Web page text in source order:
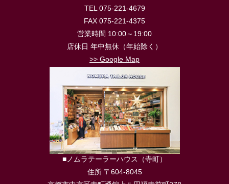
TEL 075-221-4679
FAX 075-221-4375
営業時間 10:00～19:00
店休日 年中無休（年始除く）
>> Google Map
■ノムラテーラーハウス（寺町）
住所 〒604-8045